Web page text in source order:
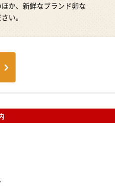
か、新鮮なブランド卵な
い。